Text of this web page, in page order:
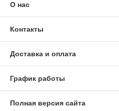
О нас
Контакты
Доставка и оплата
График работы
Полная версия сайта